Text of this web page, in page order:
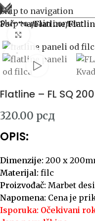
Skip to navigation
Skip to main content
Početna/Flatline/
Flatline – FL SQ
320.00 рсд
OPIS:
Dimenzije: 200 x
Materijal: filc
Proizvođač: Marbet
Napomena: Cena je
Isporuka: Očekivani